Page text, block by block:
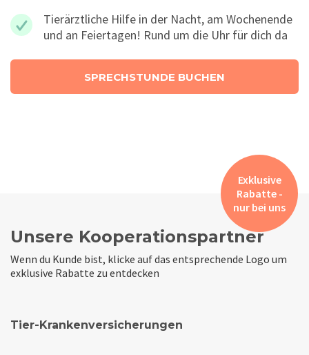
Tierärztliche Hilfe in der Nacht, am Wochenende
und an Feiertagen! Rund um die Uhr für dich da
SPRECHSTUNDE BUCHEN
Exklusive
Rabatte -
nur bei uns
Unsere Kooperationspartner
Wenn du Kunde bist, klicke auf das entsprechende Logo um
exklusive Rabatte zu entdecken
Tier-Krankenversicherungen